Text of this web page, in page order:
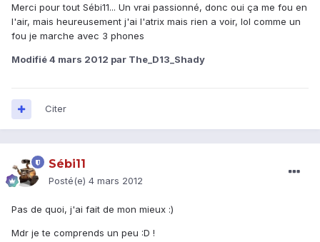
Merci pour tout Sébi11... Un vrai passionné, donc oui ça me fou en
l'air, mais heureusement j'ai l'atrix mais rien a voir, lol comme un
fou je marche avec 3 phones
Modifié4 mars 2012 par The_D13_Shady
Citer
Sébi11
Posté(e) 4 mars 2012
Pas de quoi, j'ai fait de mon mieux :)
Mdr je te comprends un peu :D !